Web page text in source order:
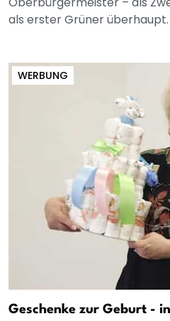
als erster Grüner überhaupt.
WERBUNG
Geschenke zur Geburt -